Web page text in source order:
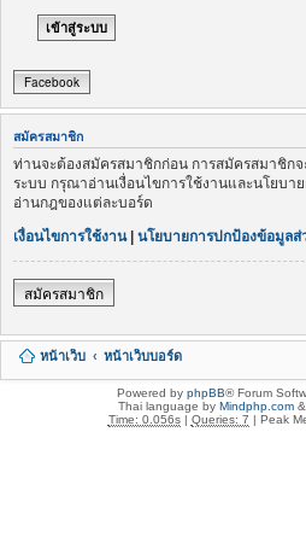
Facebook
สมัครสมาชิก
ท่านจะต้องสมัครสมาชิกก่อน การสมัครสมาชิก
ระบบ กรุณาอ่านเงื่อนไขการใช้งานและนโยบ
อ่านกฎของแต่ละบอร์ด
เงื่อนไขการใช้งาน| นโยบายการปกป้องข้อมูลส่
สมัครสมาชิก
หน้าเว็บ หน้าเว็บบอร์ด
Powered by phpBB® Forum
Thai language by Mindphp.com&
Time: 0.056s| Queries: 7 | Peak